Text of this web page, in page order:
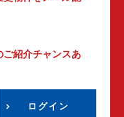
ご紹介チャンスあ
ログイン